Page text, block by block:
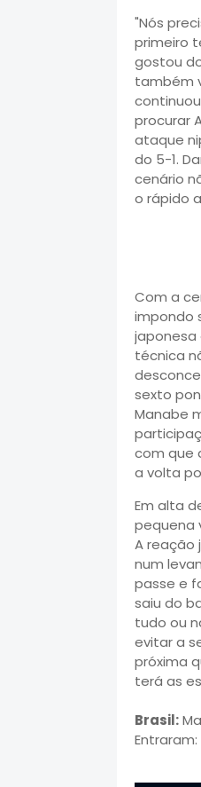
"Nós
primeiro
gostou
também
procurar
ataque
do 5-1.
cenário
o rápido
Com a
impondo
japonesa
técnica
sexto
Manabe
com que
a volta
Em alta
pequena
A reação
num
passe e
saiu do
tudo ou
evitar a
próxima
terá as
Brasil: